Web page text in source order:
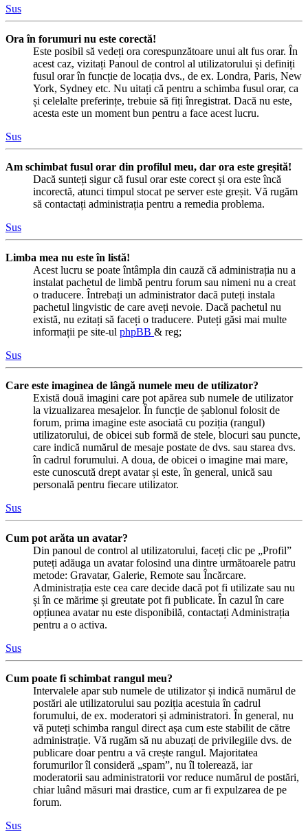
Sus
Ora în forumuri nu este corectă!
Este posibil să vedeți ora corespunzătoare unui alt fus orar. În
acest caz, vizitați Panoul de control al utilizatorului și definiți
fusul orar în funcție de locația dvs., de ex. Londra, Paris, New
York, Sydney etc. Nu uitați că pentru a schimba fusul orar, ca
și celelalte preferințe, trebuie să fiți înregistrat. Dacă nu este,
acesta este un moment bun pentru a face acest lucru.
Sus
Am schimbat fusul orar din profilul meu, dar ora este greșită!
Dacă sunteți sigur că fusul orar este corect și ora este încă
incorectă, atunci timpul stocat pe server este greșit. Vă rugăm
să contactați administrația pentru a remedia problema.
Sus
Limba mea nu este în listă!
Acest lucru se poate întâmpla din cauză că administrația nu a
instalat pachetul de limbă pentru forum sau nimeni nu a creat
o traducere. Întrebați un administrator dacă puteți instala
pachetul lingvistic de care aveți nevoie. Dacă pachetul nu
există, nu ezitați să faceți o traducere. Puteți găsi mai multe
informații pe site-ul phpBB & reg;
Sus
Care este imaginea de lângă numele meu de utilizator?
Există două imagini care pot apărea sub numele de utilizator
la vizualizarea mesajelor. În funcție de șablonul folosit de
forum, prima imagine este asociată cu poziția (rangul)
utilizatorului, de obicei sub formă de stele, blocuri sau puncte,
care indică numărul de mesaje postate de dvs. sau starea dvs.
în cadrul forumului. A doua, de obicei o imagine mai mare,
este cunoscută drept avatar și este, în general, unică sau
personală pentru fiecare utilizator.
Sus
Cum pot arăta un avatar?
Din panoul de control al utilizatorului, faceți clic pe „Profil”
puteți adăuga un avatar folosind una dintre următoarele patru
metode: Gravatar, Galerie, Remote sau Încărcare.
Administrația este cea care decide dacă pot fi utilizate sau nu
și în ce mărime și greutate pot fi publicate. În cazul în care
opțiunea avatar nu este disponibilă, contactați Administrația
pentru a o activa.
Sus
Cum poate fi schimbat rangul meu?
Intervalele apar sub numele de utilizator și indică numărul de
postări ale utilizatorului sau poziția acestuia în cadrul
forumului, de ex. moderatori și administratori. În general, nu
vă puteți schimba rangul direct așa cum este stabilit de către
administrație. Vă rugăm să nu abuzați de privilegiile dvs. de
publicare doar pentru a vă crește rangul. Majoritatea
forumurilor îl consideră „spam”, nu îl tolerează, iar
moderatorii sau administratorii vor reduce numărul de postări,
chiar luând măsuri mai drastice, cum ar fi expulzarea de pe
forum.
Sus